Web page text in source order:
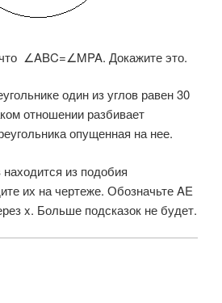
∠ABC=∠MPA. Докажите это.
один из углов равен 30
отношении разбивает
опущенная на нее.
из подобия
их на чертеже. Обозначьте AE
x. Больше подсказок не будет.